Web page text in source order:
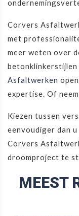
Corvers
met
meer weten over
betonklinkerstijlen
Asfaltwerken
expertise. Of
Kiezen tussen
eenvoudiger dan
Corvers
droomproject te
MEEST